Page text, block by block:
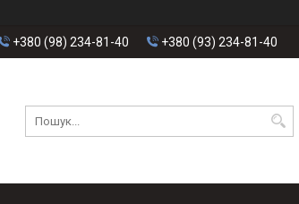
+380 (98) 234-81-40 +380 (93) 234-81-40